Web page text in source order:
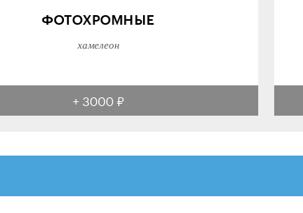
ФОТОХРОМНЫЕ
хамелеон
+ 3000 ₽